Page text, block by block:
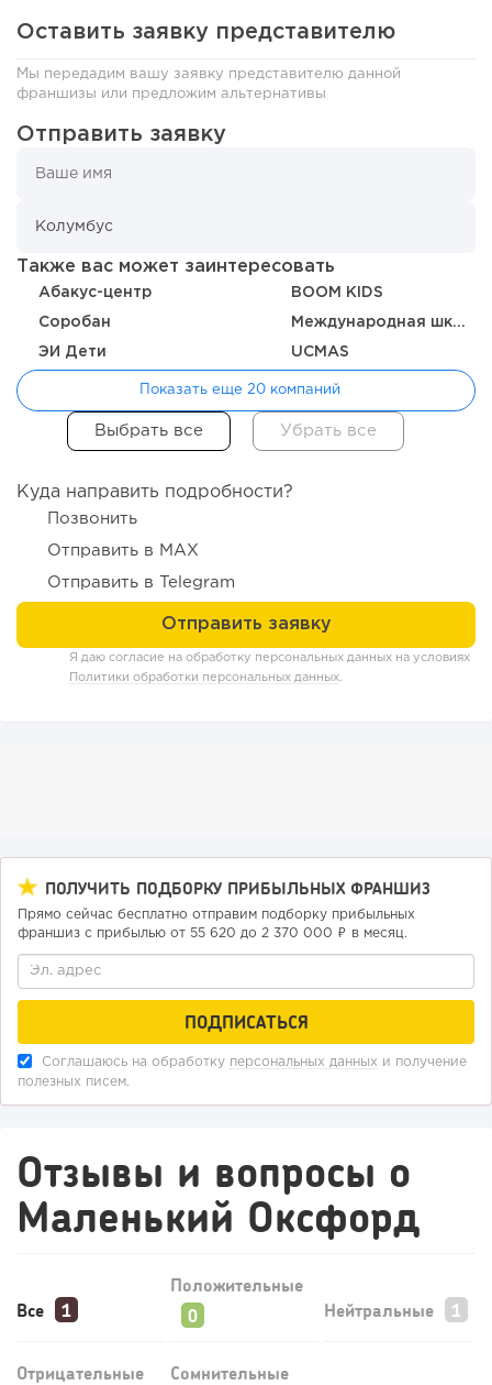
российский...
195 14 2
«Прибыль 20 млн в год, а я ездил на метро»: куда в
интернет-магазине...
Оставить заявку представителю
Мы передадим вашу заявку представителю данной
франшизы или предложим альтернативы
Отправить заявку
Также вас может заинтересовать
Абакус-центр BOOM KIDS
Соробан Международная школа Л.Л. Васильевой
ЭИ Дети UCMAS
Показать еще 20 компаний
Куда направить подробности?
Позвонить
Отправить в MAX
Отправить в Telegram
Я даю согласие на обработку персональных данных на условиях
Политики обработки персональных данных.
ПОЛУЧИТЬ ПОДБОРКУ ПРИБЫЛЬНЫХ ФРАНШИЗ
Прямо сейчас бесплатно отправим подборку прибыльных
франшиз с прибылью от 55 620 до 2 370 000 ₽ в месяц.
Соглашаюсь на обработку персональных данных и получение
полезных писем.
Отзывы и вопросы о
Маленький Оксфорд
Все
Положительные
Нейтральные
Отрицательные Сомнительные